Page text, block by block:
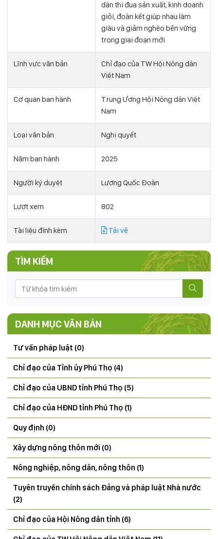
dân thi đua sản xuất, kinh doanh
giỏi, đoàn kết giúp nhau làm
giàu và giảm nghèo bền vững
trong giai đoạn mới
Lĩnh vực văn bản
Chỉ đạo của TW Hội Nông dân
Việt Nam
Cơ quan ban hành
Trung Ương Hội Nông dân Việt
Nam
Loại văn bản Nghị quyết
Năm ban hành 2025
Người ký duyệt Lương Quốc Đoàn
Lượt xem 802
Tài liệu đính kèm Tải về
TÌM KIẾM
DANH MỤC VĂN BẢN
Tư vấn pháp luật (0)
Chỉ đạo của Tỉnh ủy Phú Thọ (4)
Chỉ đạo của UBND tỉnh Phú Thọ (5)
Chỉ đạo của HĐND tỉnh Phú Thọ (1)
Quy định (0)
Xây dựng nông thôn mới (0)
Nông nghiệp, nông dân, nông thôn (1)
Tuyên truyền chính sách Đảng và pháp luật Nhà nước
(2)
Chỉ đạo của Hội Nông dân tỉnh (6)
THÔNG BÁO Kết quả tổng điều tra tình hình sinh vật
gây hại (SVGH) đầu vụ, dự báo SVGH trên cây lúa vụ
Mùa 2026
22/07/2026